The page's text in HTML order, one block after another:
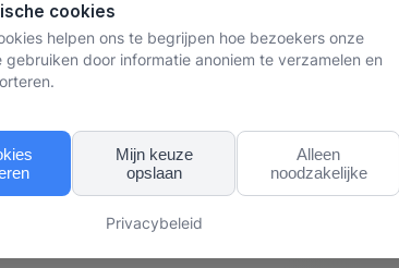
cookies
helpen ons te begrijpen hoe bezoekers onze
gebruiken door informatie anoniem te verzamelen en
Mijn keuze
opslaan
Alleen
noodzakelijke
Privacybeleid
out